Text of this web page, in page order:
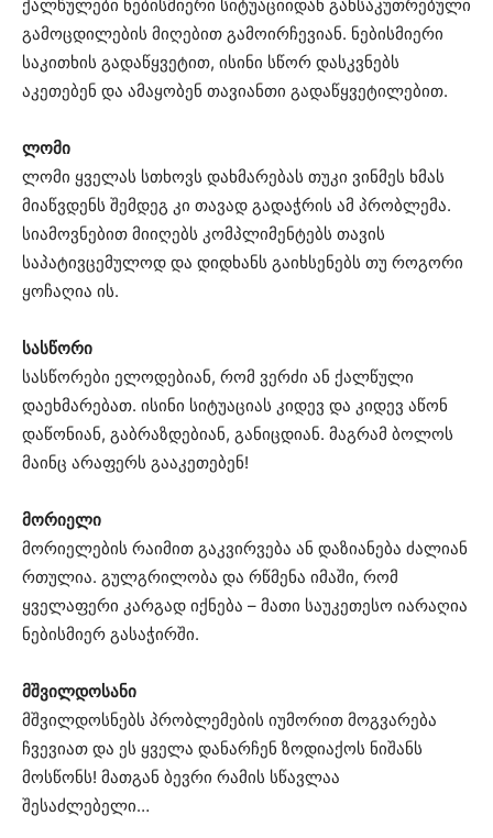
ქალწულები ნებისმიერი სიტუაციიდან განსაკუთრებული
გამოცდილების მიღებით გამოირჩევიან. ნებისმიერი
საკითხის გადაწყვეტით, ისინი სწორ დასკვნებს
აკეთებენ და ამაყობენ თავიანთი გადაწყვეტილებით.
ლომი
ლომი ყველას სთხოვს დახმარებას თუკი ვინმეს ხმას
მიაწვდენს შემდეგ კი თავად გადაჭრის ამ პრობლემა.
სიამოვნებით მიიღებს კომპლიმენტებს თავის
საპატივცემულოდ და დიდხანს გაიხსენებს თუ როგორი
ყოჩაღია ის.
სასწორი
სასწორები ელოდებიან, რომ ვერძი ან ქალწული
დაეხმარებათ. ისინი სიტუაციას კიდევ და კიდევ აწონ
დაწონიან, გაბრაზდებიან, განიცდიან. მაგრამ ბოლოს
მაინც არაფერს გააკეთებენ!
მორიელი
მორიელების რაიმით გაკვირვება ან დაზიანება ძალიან
რთულია. გულგრილობა და რწმენა იმაში, რომ
ყველაფერი კარგად იქნება – მათი საუკეთესო იარაღია
ნებისმიერ გასაჭირში.
მშვილდოსანი
მშვილდოსნებს პრობლემების იუმორით მოგვარება
ჩვევიათ და ეს ყველა დანარჩენ ზოდიაქოს ნიშანს
მოსწონს! მათგან ბევრი რამის სწავლაა
შესაძლებელი…